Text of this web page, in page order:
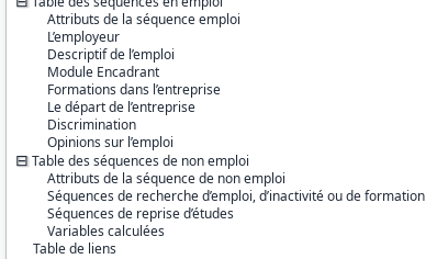
Attributs de la séquence emploi
L’employeur
Descriptif de l’emploi
Module Encadrant
Formations dans l’entreprise
Le départ de l’entreprise
Discrimination
Opinions sur l’emploi
Table des séquences de non emploi
Attributs de la séquence de non emploi
Séquences de recherche d’emploi, d’inactivité ou de formation
Séquences de reprise d’études
Variables calculées
Table de liens
Série : Génération
Guadeloupe
Guyane
Martinique
Mayotte
Producteur :
CEREQ